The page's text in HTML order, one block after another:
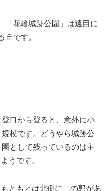
「花輪城跡公園」は遠目に
丘です。
登口から登ると、意外に小
規模です。どうやら城跡公
園として残っているのは主
うです。
ともとは北側に二の郭があ